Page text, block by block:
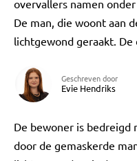
overvallers namen
De man, die woont aan
lichtgewond geraakt. De
Geschreven door
Evie Hendriks
De bewoner is bedreigd
door de gemaskerde